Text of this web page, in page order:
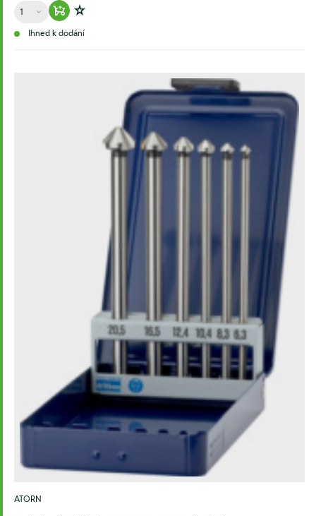
Množství
Warenkorb hinzufügen
Zur Wunschliste hinzufügen
Ihned k dodání
ATORN